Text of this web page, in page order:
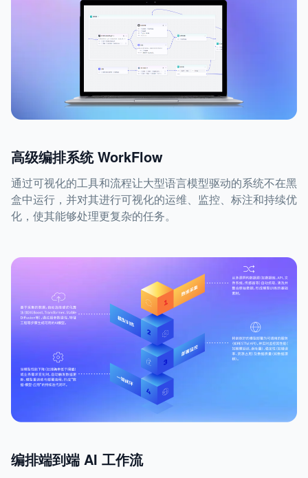
高级编排系统 WorkFlow
通过可视化的工具和流程让大型语言模型驱动的系统不在黑
盒中运行，并对其进行可视化的运维、监控、标注和持续优
化，使其能够处理更复杂的任务。
编排端到端 AI 工作流